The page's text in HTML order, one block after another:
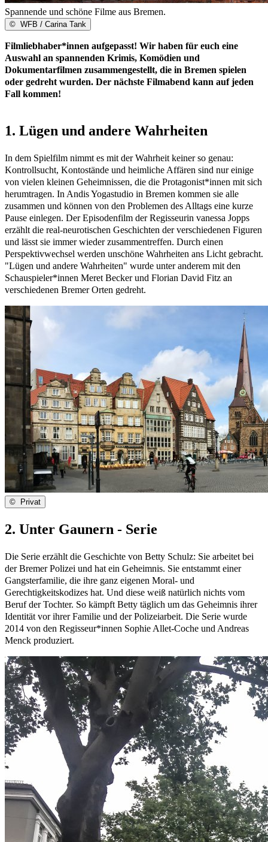
Spannende und schöne Filme aus Bremen.
© WFB / Carina Tank
Filmliebhaber*innen aufgepasst! Wir haben für euch eine
Auswahl an spannenden Krimis, Komödien und
Dokumentarfilmen zusammengestellt, die in Bremen spielen
oder gedreht wurden. Der nächste Filmabend kann auf jeden
Fall kommen!
1. Lügen und andere Wahrheiten
In dem Spielfilm nimmt es mit der Wahrheit keiner so genau:
Kontrollsucht, Kontostände und heimliche Affären sind nur einige
von vielen kleinen Geheimnissen, die die Protagonist*innen mit sich
herumtragen. In Andis Yogastudio in Bremen kommen sie alle
zusammen und können von den Problemen des Alltags eine kurze
Pause einlegen. Der Episodenfilm der Regisseurin vanessa Jopps
erzählt die real-neurotischen Geschichten der verschiedenen Figuren
und lässt sie immer wieder zusammentreffen. Durch einen
Perspektivwechsel werden unschöne Wahrheiten ans Licht gebracht.
"Lügen und andere Wahrheiten" wurde unter anderem mit den
Schauspieler*innen Meret Becker und Florian David Fitz an
verschiedenen Bremer Orten gedreht.
© Privat
2. Unter Gaunern - Serie
Die Serie erzählt die Geschichte von Betty Schulz: Sie arbeitet bei
der Bremer Polizei und hat ein Geheimnis. Sie entstammt einer
Gangsterfamilie, die ihre ganz eigenen Moral- und
Gerechtigkeitskodizes hat. Und diese weiß natürlich nichts vom
Beruf der Tochter. So kämpft Betty täglich um das Geheimnis ihrer
Identität vor ihrer Familie und der Polizeiarbeit. Die Serie wurde
2014 von den Regisseur*innen Sophie Allet-Coche und Andreas
Menck produziert.